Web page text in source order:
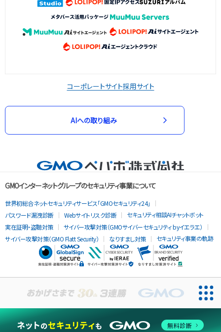
コーポレートサイト採用サイト
AIへの取り組み
GMOインターネットグループのセキュリティ事業について
世界初総合ネットセキュリティサービス「GMOセキュリティ24」
パスワード漏洩診断
Webサイトリスク診断
セキュリティ相談AIチャットボット
実在証明・盗聴対策
サイバー攻撃対策（GMOサイバーセキュリティ byイエラエ）
サイバー攻撃対策（GMO Flatt Security）
なりすまし対策 セキュリティ事業の軌跡
無料診断